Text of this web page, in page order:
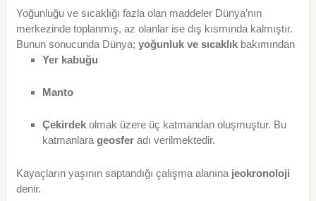
Yoğunluğu ve sıcaklığı fazla olan maddeler Dünya’nın
merkezinde toplanmış, az olanlar ise dış kısmında kalmıştır.
Bunun sonucunda Dünya; yoğunluk ve sıcaklıkbakımından
Yer kabuğu
Manto
Çekirdekolmak üzere üç katmandan oluşmuştur. Bu
katmanlara geosferadı verilmektedir.
Kayaçların yaşının saptandığı çalışma alanına jeokronoloji
denir.